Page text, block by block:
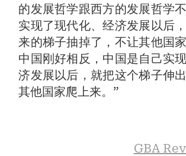
的发展哲学跟西方的发展哲学
实现了现代化、经济发展以后
来的梯子抽掉了，不让其他国
中国刚好相反，中国是自己实
济发展以后，就把这个梯子伸
其他国家爬上来。”
GBA